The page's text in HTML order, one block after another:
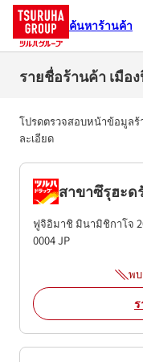
ค้นหาร้านค้า
รายชื่อร้านค้า เมือง
โปรดตรวจสอบหน้าข้อมูลร้
ละเอียด
สาขาซึรุฮะด
ฟูจิอิมาชิ มินามิชิกาโจ
0004JP
พ